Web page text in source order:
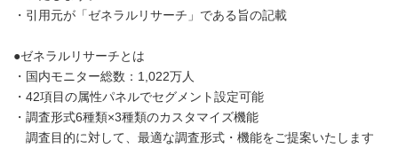
・引用元が「ゼネラルリサーチ」である旨の記載
●ゼネラルリサーチとは
・国内モニター総数：1,022万人
・42項目の属性パネルでセグメント設定可能
・調査形式6種類×3種類のカスタマイズ機能
調査目的に対して、最適な調査形式・機能をご提案いたします
Japanese